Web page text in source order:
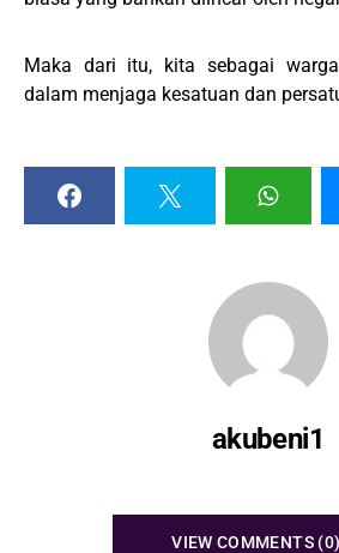
Maka dari itu, kita sebagai
dalam menjaga kesatuan dan
akubeni1
VIEW COMMENTS (0)